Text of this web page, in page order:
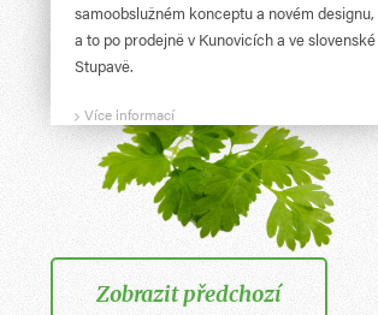
samoobslužném konceptu a novém designu,
a to po prodejně v Kunovicích a ve slovenské
Stupavě.
Více informací
Zobrazit předchozí